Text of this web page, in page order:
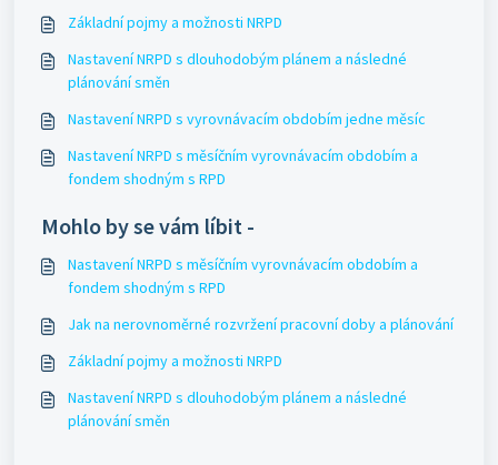
Základní pojmy a možnosti NRPD
Nastavení NRPD s dlouhodobým plánem a následné
plánování směn
Nastavení NRPD s vyrovnávacím obdobím jedne měsíc
Nastavení NRPD s měsíčním vyrovnávacím obdobím a
fondem shodným s RPD
Mohlo by se vám líbit -
Nastavení NRPD s měsíčním vyrovnávacím obdobím a
fondem shodným s RPD
Jak na nerovnoměrné rozvržení pracovní doby a plánování
Základní pojmy a možnosti NRPD
Nastavení NRPD s dlouhodobým plánem a následné
plánování směn